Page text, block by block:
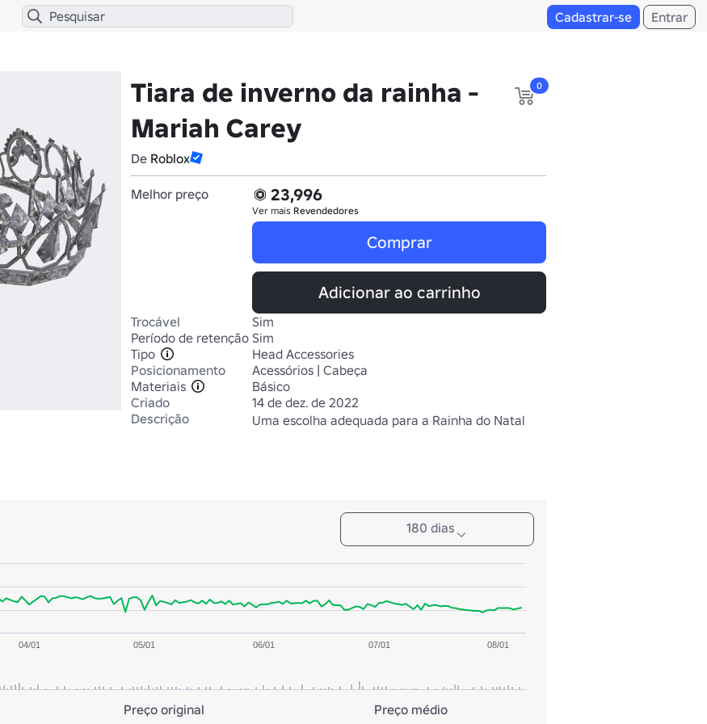
Cadastrar-se Entrar
Tiara de inverno da rainha -
Mariah Carey
De Roblox
0
Melhor preço 23,996
Ver mais Revendedores
Comprar
Adicionar ao carrinho
Trocável
Sim
Período de retenção Sim
Tipo
Head Accessories
Posicionamento
Acessórios | Cabeça
Materiais
Básico
Criado
14 de dez. de 2022
Descrição
Uma escolha adequada para a Rainha do Natal
180 dias
04/01 05/01 06/01 07/01 08/01
Preço original Preço médio